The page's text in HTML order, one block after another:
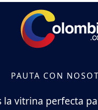
PAUTA CON
la vitrina perfecta